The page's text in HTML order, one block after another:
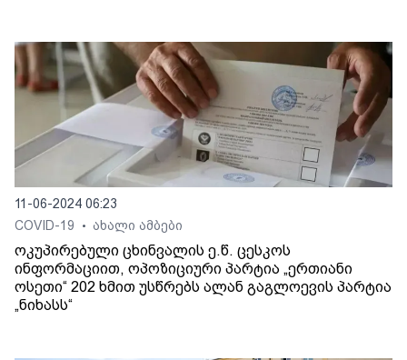
11-06-2024 06:23
COVID-19
• ახალი ამბები
ოკუპირებული ცხინვალის ე.წ. ცესკოს
ინფორმაციით, ოპოზიციური პარტია „ერთიანი
ოსეთი“ 202 ხმით უსწრებს ალან გაგლოევის პარტია
„ნიხასს“